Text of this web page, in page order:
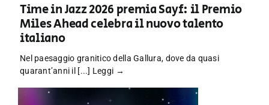
Time in Jazz 2026 premia Sayf: il Premio
Miles Ahead celebra il nuovo talento
italiano
Nel paesaggio granitico della Gallura, dove da quasi
quarant’anni il [...] Leggi →